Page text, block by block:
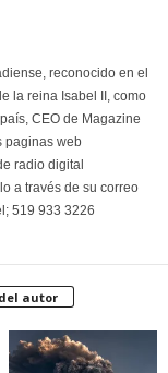
reconocido en el
la reina Isabel II, como
CEO de Magazine
paginas web
radio digital
a través de su correo
519 933 3226
autor